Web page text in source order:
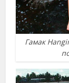
Гамак